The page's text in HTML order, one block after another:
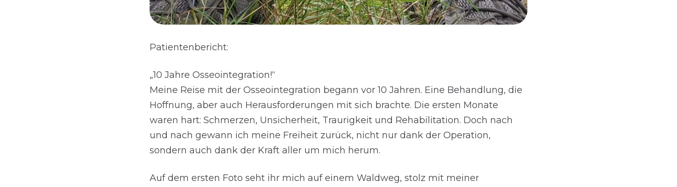
Patientenbericht:
„10 Jahre Osseointegration!“
Meine Reise mit der Osseointegration begann vor 10 Jahren. Eine Behandlung, die
Hoffnung, aber auch Herausforderungen mit sich brachte. Die ersten Monate
waren hart: Schmerzen, Unsicherheit, Traurigkeit und Rehabilitation. Doch nach
und nach gewann ich meine Freiheit zurück, nicht nur dank der Operation,
sondern auch dank der Kraft aller um mich herum.
Auf dem ersten Foto seht ihr mich auf einem Waldweg, stolz mit meiner